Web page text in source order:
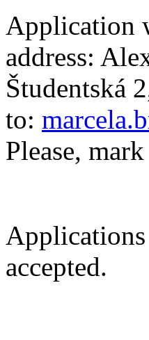
Application
address:
Študentská
to:
Please,
accepted.